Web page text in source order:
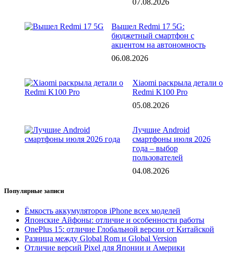
Вышел Redmi 17 5G:
бюджетный смартфон с
акцентом на автономность
06.08.2026
Xiaomi раскрыла детали о
Redmi K100 Pro
05.08.2026
Лучшие Android
смартфоны июля 2026
года – выбор
пользователей
04.08.2026
Популярные записи
Ёмкость аккумуляторов iPhone всех моделей
Японские Айфоны: отличие и особенности работы
OnePlus 15: отличие Глобальной версии от Китайской
Разница между Global Rom и Global Version
Отличие версий Pixel для Японии и Америки